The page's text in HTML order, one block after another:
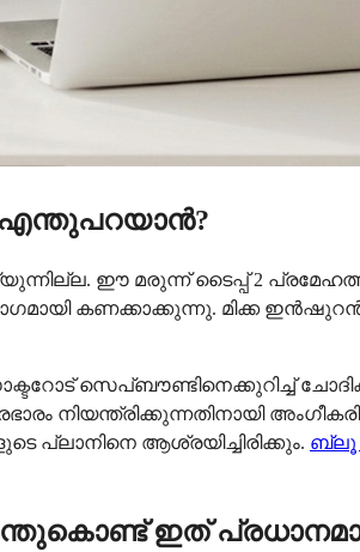
എന്തുപറയാൻ?
ഈ മരുന്ന് ടൈപ്പ് 2
കണക്കാക്കുന്നു. മിക്ക
സെപ്ബൗണ്ടിനെക്കുറിച്ച്
നിയന്ത്രിക്കുന്നതിനായി
ആശ്രയിച്ചിരിക്കും. ബ്ലൂ
ഇത്